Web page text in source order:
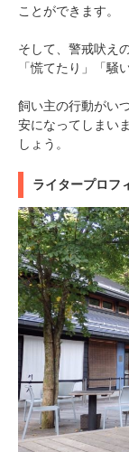
ことができます。
そして、警戒吠え
「慌てたり」「騒
飼い主の行動がい
安になってしまい
しょう。
ライタープロフ